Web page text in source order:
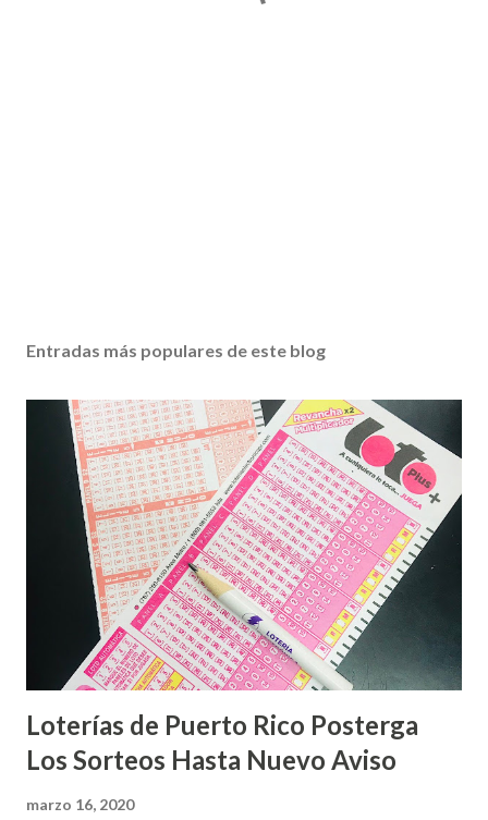
Entradas más populares de este blog
Loterías de Puerto Rico Posterga
Los Sorteos Hasta Nuevo Aviso
marzo 16, 2020